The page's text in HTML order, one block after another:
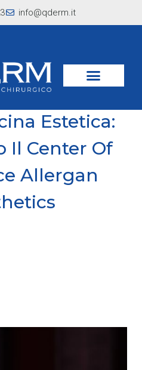
info@qderm.it
Formazione
Estetica:
Il Center Of
Allergan